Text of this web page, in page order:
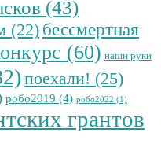
(43)
(22) бессмертная
(60) наши руки
поехали! (25)
робо2019 (4) робо2022 (1)
грантов